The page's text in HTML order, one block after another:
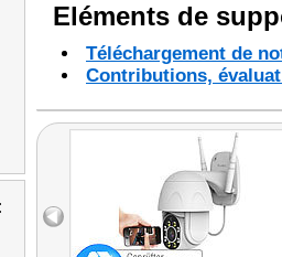
Eléments de
Téléchargement de
Contributions,